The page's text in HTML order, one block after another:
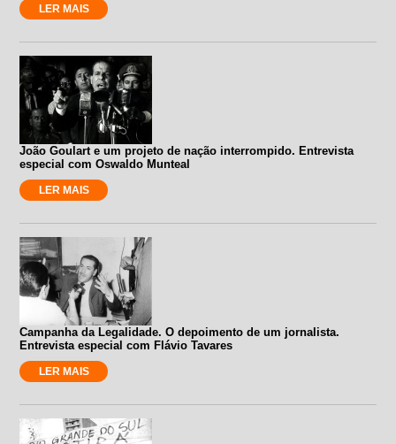
LER MAIS
João Goulart e um projeto de nação interrompido. Entrevista
especial com Oswaldo Munteal
LER MAIS
Campanha da Legalidade. O depoimento de um jornalista.
Entrevista especial com Flávio Tavares
LER MAIS